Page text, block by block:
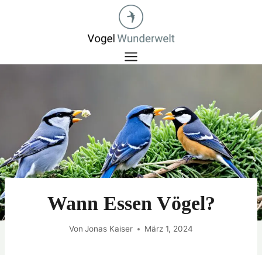
Wann Essen Vögel?
Von Jonas Kaiser März 1, 2024